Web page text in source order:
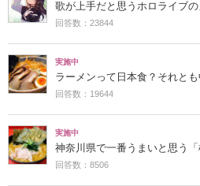
歌が上手だと思うホロライブの
回答数：23844
実施中
ラーメンって日本食？それとも
回答数：19644
実施中
神奈川県で一番うまいと思う
回答数：8506